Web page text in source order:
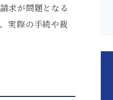
求が問題となる
実際の手続や裁